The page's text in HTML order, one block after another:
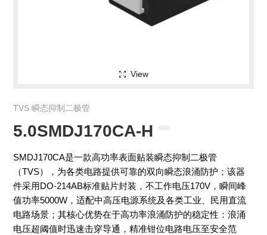
View
TVS 瞬态抑制二极管
5.0SMDJ170CA-H
SMDJ170CA是一款高功率表面贴装瞬态抑制二极管
（TVS），为各类电路提供可靠的双向瞬态浪涌防护；该器
件采用DO-214AB标准贴片封装，不工作电压170V，瞬间峰
值功率5000W，适配中高压电源系统及各类工业、民用直流
电路场景；其核心优势在于高功率浪涌防护的稳定性：浪涌
电压超阈值时迅速击穿导通，精准钳位电路电压至安全范